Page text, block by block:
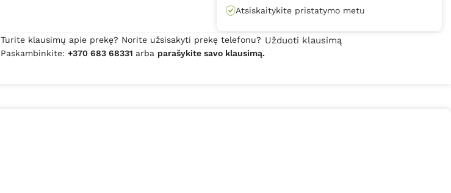
Atsiskaitykite pristatymo metu
Turite klausimų apie prekę? Norite užsisakyti prekę telefonu?
Paskambinkite:+370 683 68331 arba parašykite savo klausimą.
Užduoti klausimą